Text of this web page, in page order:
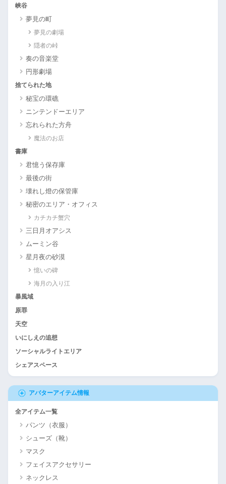
峡谷
夢見の町
夢見の劇場
隠者の峠
奏の音楽堂
円形劇場
捨てられた地
秘宝の環礁
ニンテンドーエリア
忘れられた方舟
魔法のお店
書庫
君憶う保存庫
最後の街
壊れし燈の保管庫
秘密のエリア・オフィス
カチカチ蟹穴
三日月オアシス
ムーミン谷
星月夜の砂漠
憶いの碑
海月の入り江
暴風域
原罪
天空
いにしえの追想
ソーシャルライトエリア
シェアスペース
アバターアイテム情報
全アイテム一覧
パンツ（衣服）
シューズ（靴）
マスク
フェイスアクセサリー
ネックレス